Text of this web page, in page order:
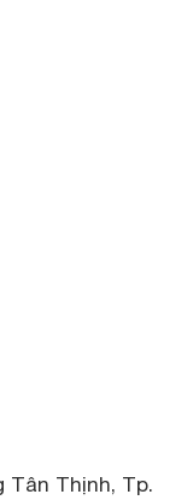
Tân Thịnh, Tp.